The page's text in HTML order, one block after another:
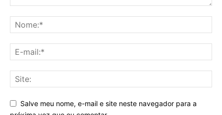
Salve meu nome, e-mail e site neste navegador para a